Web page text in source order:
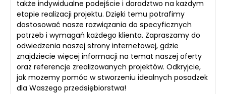
także indywidualne podejście i doradztwo na każdym
etapie realizacji projektu. Dzięki temu potrafimy
dostosować nasze rozwiązania do specyficznych
potrzeb i wymagań każdego klienta. Zapraszamy do
odwiedzenia naszej strony internetowej, gdzie
znajdziecie więcej informacji na temat naszej oferty
oraz referencje zrealizowanych projektów. Odkryjcie,
jak możemy pomóc w stworzeniu idealnych posadzek
dla Waszego przedsiębiorstwa!